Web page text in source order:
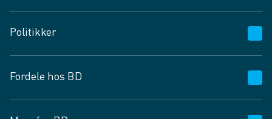
Vagttelefon 30 10 89 89
Spørgsmål og svar
Job og karriere
Fødevarekontrolrapport
Politikker
Privatlivspolitik
Cookies
Fordele hos BD